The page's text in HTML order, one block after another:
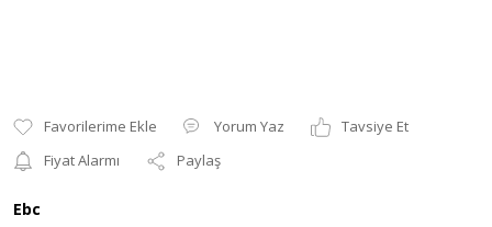
Yorum Yaz
Tavsiye Et
Fiyat Alarmı
Paylaş
Ebc